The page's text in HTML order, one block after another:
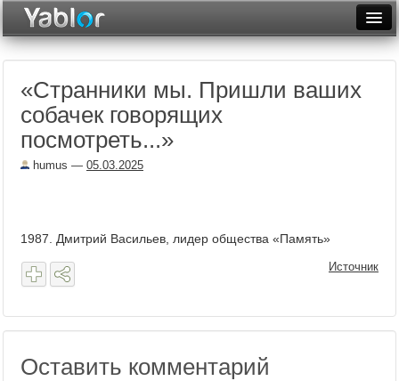
Неделя
Месяц
«Странники мы. Пришли ваших
собачек говорящих
посмотреть...»
humus — 05.03.2025
1987. Дмитрий Васильев, лидер общества «Память»
Источник
Оставить комментарий